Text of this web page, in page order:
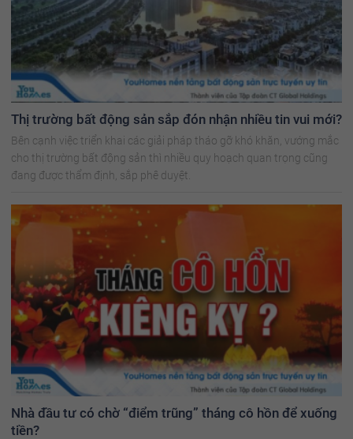
Thị trường bất động sản sắp đón nhận nhiều tin vui mới?
Bên cạnh việc triển khai các giải pháp tháo gỡ khó khăn, vướng mắc
cho thị trường bất động sản thì nhiều quy hoạch quan trọng cũng
đang được thẩm định, sắp phê duyệt.
Nhà đầu tư có chờ “điểm trũng” tháng cô hồn để xuống
tiền?